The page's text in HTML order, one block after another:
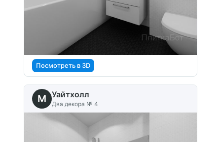
Посмотреть в 3D
M Уайтхолл
Два декора № 4